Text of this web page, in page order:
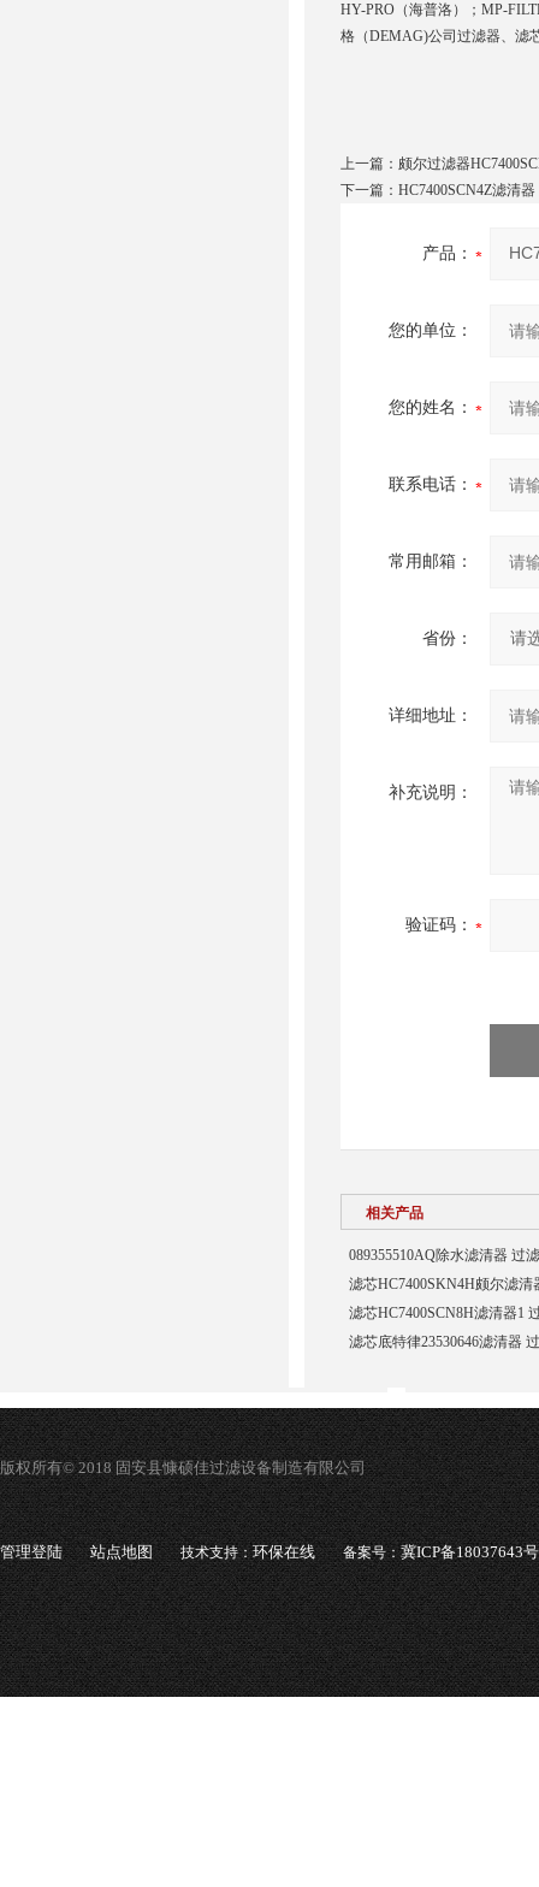
HY-PRO（海普洛）；MP-
格（DEMAG)公司过滤器、滤
上一篇： 颇尔过滤器
下一篇： HC7400SCN4Z滤清器
产品：
您的单位：
您的姓名：
联系电话：
常用邮箱：
省份：
详细地址：
补充说明：
验证码：
相关产品
089355510AQ除水滤清器 过
滤芯HC7400SKN4H颇尔滤清
滤芯HC7400SCN8H滤清器1
滤芯底特律23530646滤清器
版权所有© 2018 固安县慷硕佳过滤设备制造有限公司
管理登陆 站点地图 技术支持：环保在线 备案号：冀ICP备18037643